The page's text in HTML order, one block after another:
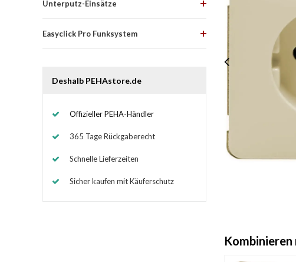
Unterputz-Einsätze
Easyclick Pro Funksystem
Deshalb PEHAstore.de
Offizieller PEHA-Händler
365 Tage Rückgaberecht
Schnelle Lieferzeiten
Sicher kaufen mit Käuferschutz
Kombinieren